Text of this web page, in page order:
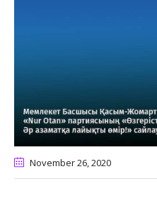
November 26, 2020